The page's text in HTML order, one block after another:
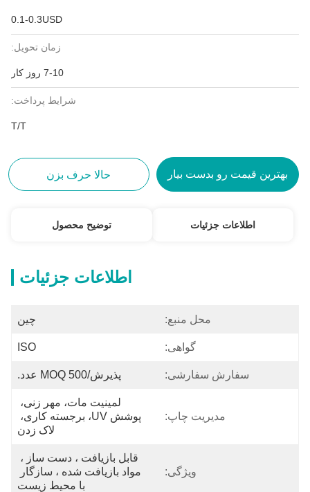
0.1-0.3USD
زمان تحویل:
7-10 روز کار
شرایط پرداخت:
T/T
بهترین قیمت رو بدست بیار حالا حرف بزن
اطلاعات جزئیات توضیح محصول
اطلاعات جزئیات
محل منبع: چین
گواهی: ISO
سفارش سفارشی: پذیرش/MOQ 500 عدد.
مدیریت چاپ:
لاک زدن
ویژگی:
با محیط زیست